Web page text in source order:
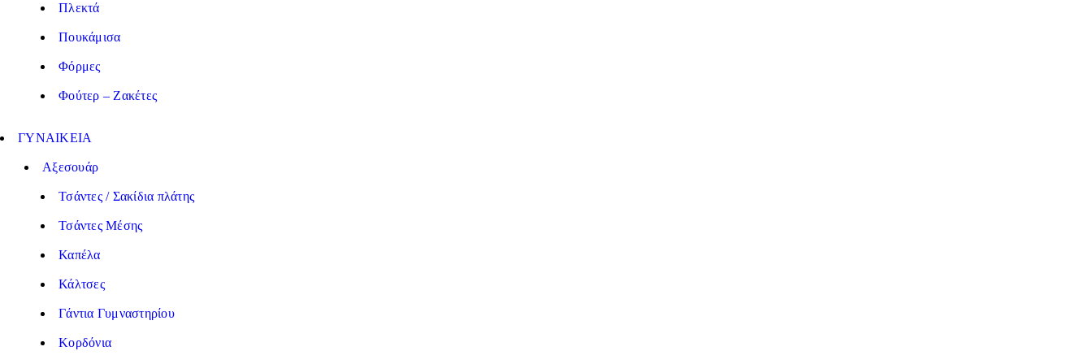
Πλεκτά
Πουκάμισα
Φόρμες
Φούτερ – Ζακέτες
ΓΥΝΑΙΚΕΙΑ
Αξεσουάρ
Τσάντες / Σακίδια πλάτης
Τσάντες Μέσης
Καπέλα
Κάλτσες
Γάντια Γυμναστηρίου
Κορδόνια